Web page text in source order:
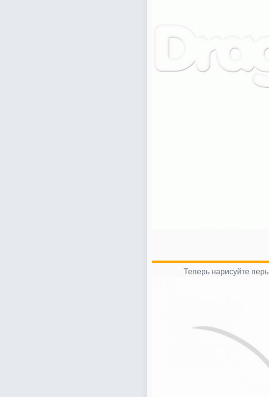
Теперь нарисуйте